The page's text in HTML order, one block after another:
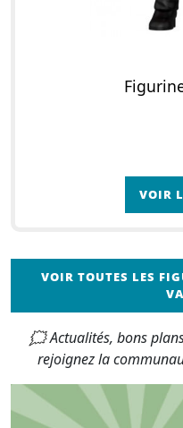
VOIR
VOIR TOUTES LES
🗯 Actualités, bons
rejoignez la